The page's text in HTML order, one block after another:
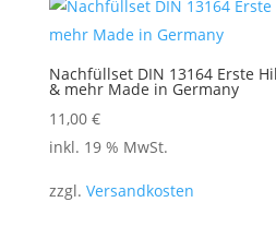
Nachfüllset DIN 13164 Erste
& mehr Made in Germany
11,00 €
inkl. 19 % MwSt.
zzgl. Versandkosten